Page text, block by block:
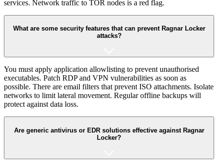
services. Network traffic to TOR nodes is a red flag.
What are some security features that can prevent Ragnar Locker
attacks?
You must apply application allowlisting to prevent unauthorised
executables. Patch RDP and VPN vulnerabilities as soon as
possible. There are email filters that prevent ISO attachments. Isolate
networks to limit lateral movement. Regular offline backups will
protect against data loss.
Are generic antivirus or EDR solutions effective against Ragnar
Locker?